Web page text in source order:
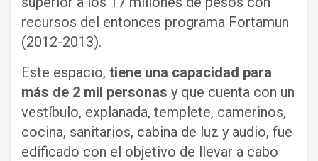
recursos del entonces programa Fortamun
(2012-2013).
Este espacio, tiene una capacidad para
más de 2 mil personas y que cuenta con un
vestíbulo, explanada, templete, camerinos,
cocina, sanitarios, cabina de luz y audio, fue
edificado con el objetivo de llevar a cabo